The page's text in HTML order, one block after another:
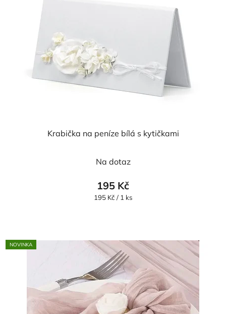
Krabička na peníze bílá s kytičkami
hodnocení
produktu
je
hvězdiček.
Na dotaz
195 Kč
Měrná
195 Kč / 1 ks
NOVINKA